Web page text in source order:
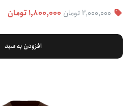
۲,۰۰۰,۰۰۰ تومان ۱,۸۰۰,۰۰۰ تومان
افزودن به سبد